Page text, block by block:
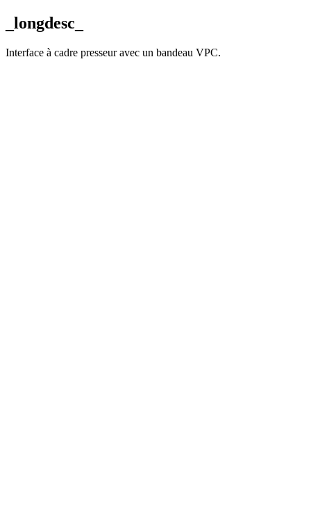
_longdesc_
Interface à cadre presseur avec un bandeau VPC.